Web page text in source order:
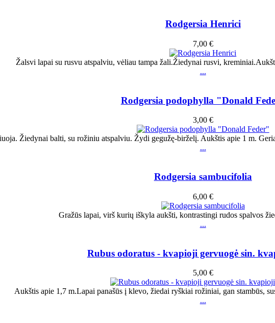
Rodgersia Henrici
7,00 €
Žalsvi lapai su rusvu atspalviu, vėliau tampa žali.Žiedynai rusvi,
...
Rodgersia podophylla "Donald
3,00 €
Žiedynai balti, su rožiniu atspalviu. Žydi gegužę-birželį. Aukštis apie 1 m.
...
Rodgersia sambucifolia
6,00 €
Gražūs lapai, virš kurių iškyla aukšti, kontrastingi rudos spalvos
...
Rubus odoratus - kvapioji gervuogė sin.
5,00 €
Aukštis apie 1,7 m.Lapai panašūs į klevo, žiedai ryškiai rožiniai, gan stambūs,
...